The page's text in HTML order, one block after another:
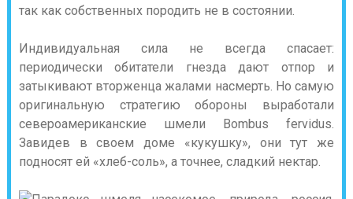
так как собственных породить не в состоянии.
Индивидуальная сила не всегда спасает:
периодически обитатели гнезда дают отпор и
затыкивают вторженца жалами насмерть. Но самую
оригинальную стратегию обороны выработали
североамериканские шмели Bombus fervidus.
Завидев в своем доме «кукушку», они тут же
подносят ей «хлеб-соль», а точнее, сладкий нектар.